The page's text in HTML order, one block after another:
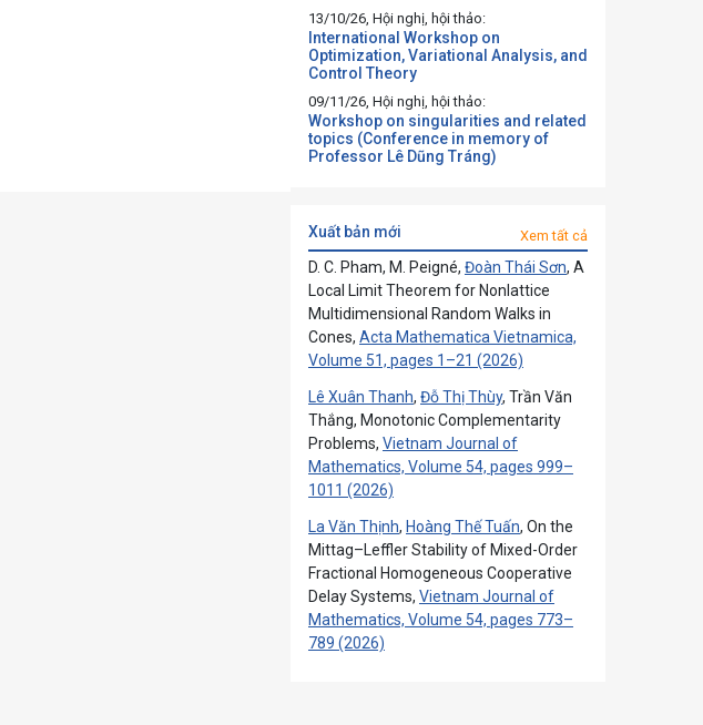
13/10/26, Hội nghị, hội thảo:
International Workshop on
Optimization, Variational Analysis, and
Control Theory
09/11/26, Hội nghị, hội thảo:
Workshop on singularities and related
topics (Conference in memory of
Professor Lê Dũng Tráng)
xuất bản mới Xem tất cả
D. C. Pham, M. Peigné, Đoàn Thái Sơn, A
Local Limit Theorem for Nonlattice
Multidimensional Random Walks in
Cones, Acta Mathematica Vietnamica,
Volume 51, pages 1–21 (2026)
Lê Xuân Thanh, Đỗ Thị Thùy, Trần Văn
Thắng, Monotonic Complementarity
Problems, Vietnam Journal of
Mathematics, Volume 54, pages 999–
1011 (2026)
La Văn Thịnh, Hoàng Thế Tuấn, On the
Mittag–Leffler Stability of Mixed-Order
Fractional Homogeneous Cooperative
Delay Systems, Vietnam Journal of
Mathematics, Volume 54, pages 773–
789 (2026)